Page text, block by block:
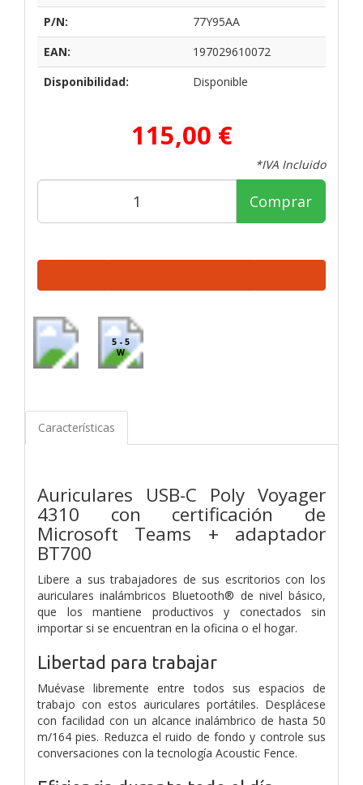
P/N:
77Y95AA
EAN:
197029610072
Disponibilidad:
Disponible
115,00 €
*IVA Incluido
Comprar
5 - 5
W
Características
Auriculares USB-C Poly Voyager
4310 con certificación de
Microsoft Teams + adaptador
BT700
Libere a sus trabajadores de sus escritorios con los
auriculares inalámbricos Bluetooth® de nivel básico,
que los mantiene productivos y conectados sin
importar si se encuentran en la oficina o el hogar.
Libertad para trabajar
Muévase libremente entre todos sus espacios de
trabajo con estos auriculares portátiles. Desplácese
con facilidad con un alcance inalámbrico de hasta 50
m/164 pies. Reduzca el ruido de fondo y controle sus
conversaciones con la tecnología Acoustic Fence.